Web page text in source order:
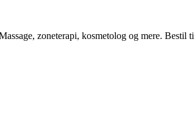
zoneterapi, kosmetolog og mere. Bestil